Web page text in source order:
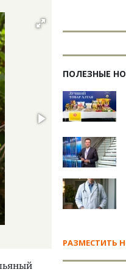
ПОЛЕЗНЫЕ
РАЗМЕСТИТЬ